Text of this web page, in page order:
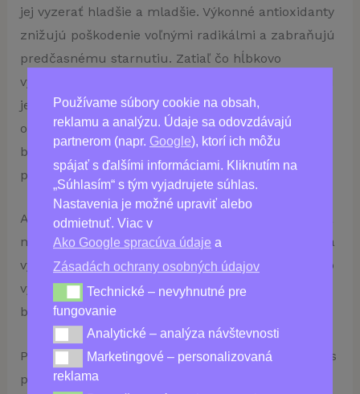
Používame súbory cookie na obsah,
reklamu a analýzu. Údaje sa odovzdávajú
partnerom (napr. Google), ktorí ich môžu
spájať s ďalšími informáciami. Kliknutím na
„Súhlasím“ s tým vyjadrujete súhlas.
Nastavenia je možné upraviť alebo
odmietnuť. Viac v
Ako Google spracúva údaje a
Zásadách ochrany osobných údajov
Technické – nevyhnutné pre fungovanie
Technické – nevyhnutné pre
fungovanie
Analytické – analýza návštevnosti
Analytické – analýza návštevnosti
Marketingové – personalizovaná reklama
Marketingové – personalizovaná
reklama
jej vyzerať hladšie a mladšie. Výkonné antioxidanty
znižujú poškodenie voľnými radikálmi a zabraňujú
predčasnému starnutiu. Zatiaľ čo hĺbkovo
vyživujúce účinné látky pleť revitalizujú a udržujú
jej žiarivý vzhľad. Naša kombinácia klinicky
overených zložiek poskytuje dlhodobé výsledky v
boji proti vráskam, jemným linkám, ochabnutej
pleti, zmenám farby a stareckým škvrnám tým.
A vďaka našej technológii rýchleho vstrebávania sa
nemusíte obávať mastných zvyškov ani čakania na
výsledky – účinky sú okamžité! Nielen to, ale tento
výrobok aj nádherne vonia – vďaka jemným
bylinným výťažkom je jeho aplikácia príjemná!
Prevezmite kontrolu nad svojou pleťou ešte dnes s
prípravkom IntenSkin – pre mladší vzhľad pleti